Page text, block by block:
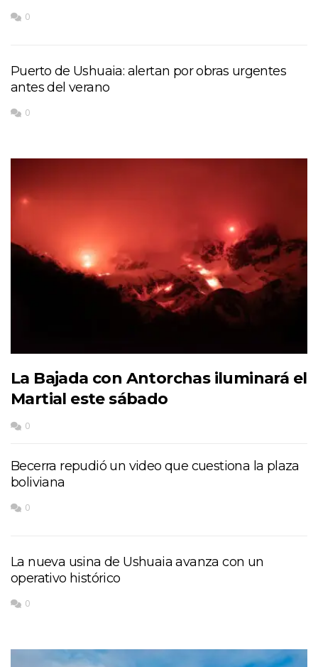
0
Puerto de Ushuaia: alertan por obras urgentes
antes del verano
0
La Bajada con Antorchas iluminará el
Martial este sábado
0
Becerra repudió un video que cuestiona la plaza
boliviana
0
La nueva usina de Ushuaia avanza con un
operativo histórico
0